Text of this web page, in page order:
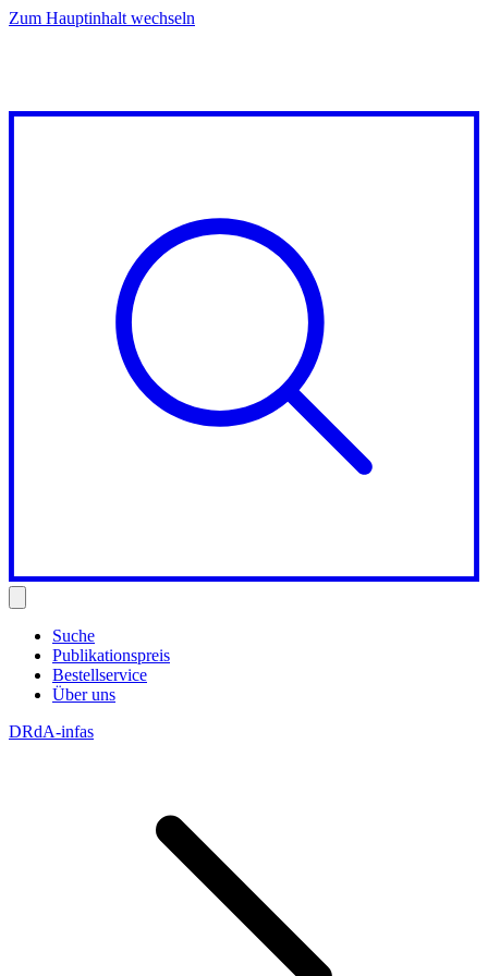
Zum Hauptinhalt wechseln
Suche
Publikationspreis
Bestellservice
Über uns
DRdA-infas